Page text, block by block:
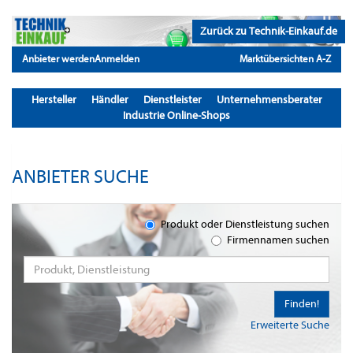
Zurück zu Technik-Einkauf.de
Anbieter werdenAnmelden Marktübersichten A-Z
Hersteller Händler Dienstleister
Unternehmensberater
Industrie Online-Shops
ANBIETER SUCHE
Produkt oder Dienstleistung suchen
Firmennamen suchen
Erweiterte Suche
Finden!